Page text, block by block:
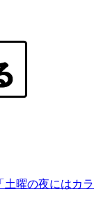
土曜の夜にはカラ